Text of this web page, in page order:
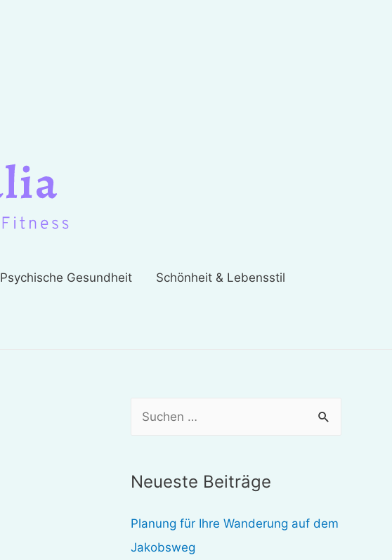
Psychische Gesundheit Schönheit & Lebensstil
h
n
n
Neueste Beiträge
Planung für Ihre Wanderung auf dem
Jakobsweg